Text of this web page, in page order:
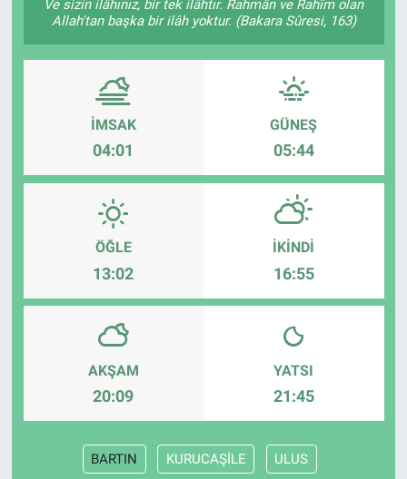
Ve sizin ilâhınız, bir tek ilâhtır. Rahmân ve Rahîm olan
Allah'tan başka bir ilâh yoktur. (Bakara Sûresi, 163)
İMSAK
04:01
GÜNEŞ
05:44
ÖĞLE
13:02
İKINDI
16:55
AKŞAM
20:09
YATSI
21:45
BARTIN KURUCAŞİLE ULUS